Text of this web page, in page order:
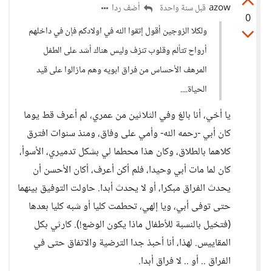
0
azow قبل سنة واحدة
أضف ردا
ولكلا الزوجين أقول إتقوا الله في اولادكم فإن في داخلهم
أرواح تتألم وقلوب تنزف وليس هناك أشد على الطفل
المرهف الأحساس من فراق ابويه وهم مازالوا على قيد
الحياة....
يا أخي، أنا بالغ وفي الثلاثين من عمري، لم أعرف قط يوما
كان أبي -رحمه الله- وأمي على وفاق، ومنذ سنوات افترق
كلاهما بالطلاق، وكان هذا محطما لي بشكل تدميري، الأسوأ،
كان لما مات أبي وحيدا، فلم أكن أعرف، أكان الأحسن أن
يحدث الفراق مبكرا، أو لا يحدث أبدا. حاولت التوفيق بينهما
حتى توفى أبي، ويا إلهي، تحطمت كليا أو شبه كليا بعدها
(فتخيل بالنسبة للأطفال ماذا يكون الوضع!). كارثي بكل
المقاييس. لهذا، أنا أحبذ جدا الترضية والاتفاق حتى في
الفراق .. أو .. لا فراق أبدا.